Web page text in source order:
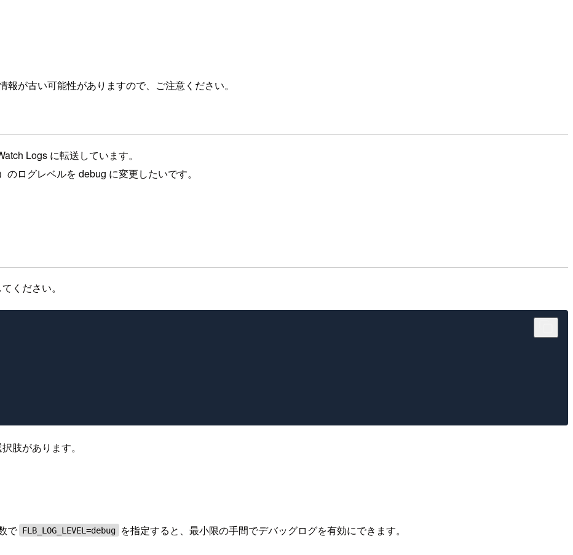
が古い可能性がありますので、ご注意ください。
Logs に転送しています。
ログレベルを debug に変更したいです。
ください。
肢があります。
で FLB_LOG_LEVEL=debug を指定すると、最小限の手間でデバッグログを有効にできます。